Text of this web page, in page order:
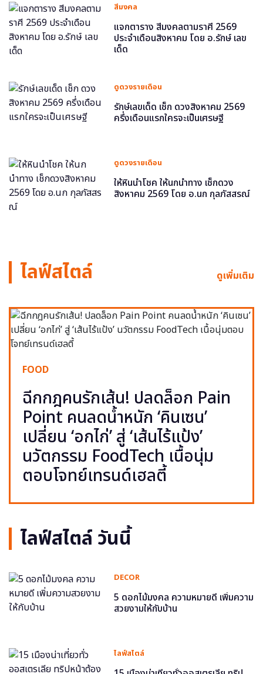
สีมงคล
แจกตาราง สีมงคลตามราศี 2569
ประจำเดือนสิงหาคม โดย อ.รักษ์ เลข
เด็ด
ดูดวงรายเดือน
รักษ์เลขเด็ด เช็ก ดวงสิงหาคม 2569
ครึ่งเดือนแรกใครจะเป็นเศรษฐี
ดูดวงรายเดือน
ให้หินนำโชค ให้นกนำทาง เช็กดวง
สิงหาคม 2569 โดย อ.นก กุลภัสสรณ์
ไลฟ์สไตล์ ดูเพิ่มเติม
FOOD
ฉีกกฎคนรักเส้น! ปลดล็อก Pain
Point คนลดน้ำหนัก ‘คินเซน’
เปลี่ยน ‘อกไก่’ สู่ ‘เส้นไร้แป้ง’
นวัตกรรม FoodTech เนื้อนุ่ม
ตอบโจทย์เทรนด์เฮลตี้
ไลฟ์สไตล์ วันนี้
DECOR
5 ดอกไม้มงคล ความหมายดี เพิ่มความ
สวยงามให้กับบ้าน
ไลฟ์สไตล์